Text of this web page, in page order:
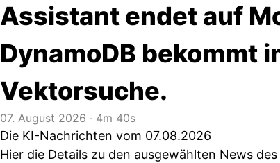
Assistant endet auf
DynamoDB bekommt
Vektorsuche.
07. August 2026 ‧ 4m 40s
Die KI-Nachrichten vom 07.08.2026
Hier die Details zu den ausgewählten News des